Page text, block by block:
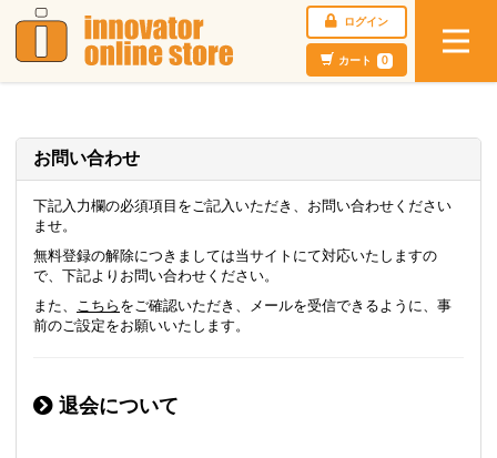
ログイン
カート 0
お問い合わせ
下記入力欄の必須項目をご記入いただき、お問い合わせください
ませ。
無料登録の解除につきましては当サイトにて対応いたしますの
で、下記よりお問い合わせください。
また、 こちら をご確認いただき、メールを受信できるように、事
前のご設定をお願いいたします。
退会について